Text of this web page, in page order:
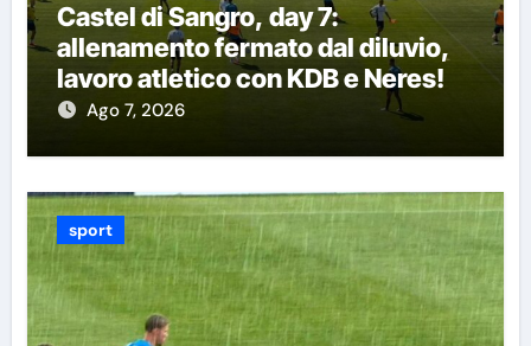
Castel di Sangro, day 7:
allenamento fermato dal diluvio,
lavoro atletico con KDB e Neres!
Ago 7, 2026
sport